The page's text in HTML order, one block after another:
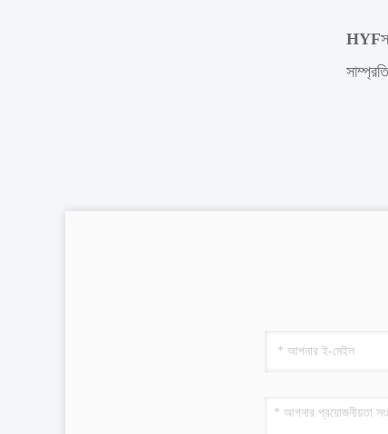
HYF